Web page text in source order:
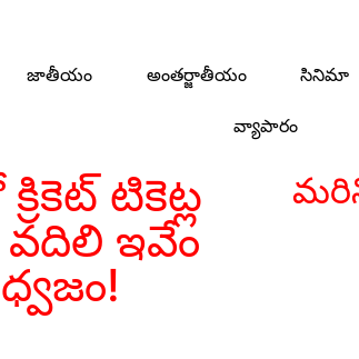
జాతీయం అంతర్జాతీయం సినిమా
వ్యాపారం
టికెట్ల
వదిలి ఇవేం